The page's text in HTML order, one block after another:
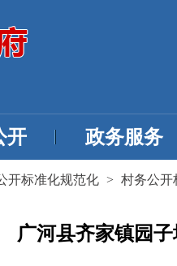
开 政务服务
开标准化规范化 > 村务公开
广河县齐家镇园